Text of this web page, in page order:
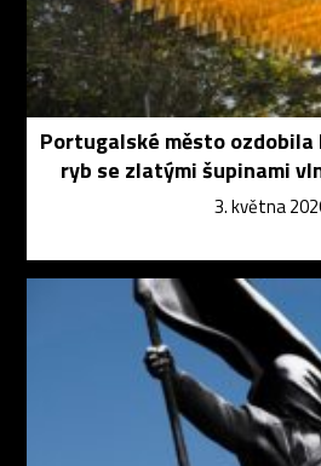
Portugalské město
ryb se zlatými šupinami
3. května